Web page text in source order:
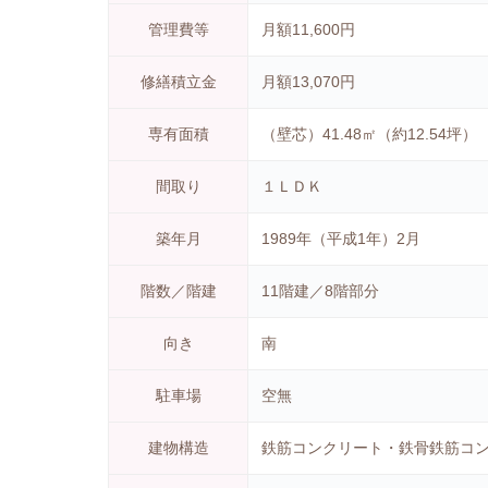
管理費等 月額11,600円
修繕積立金 月額13,070円
専有面積 （壁芯）41.48㎡（約12.54坪）
間取り １ＬＤＫ
築年月 1989年（平成1年）2月
階数／階建 11階建／8階部分
向き 南
駐車場 空無
建物構造 鉄筋コンクリート・鉄骨鉄筋コ